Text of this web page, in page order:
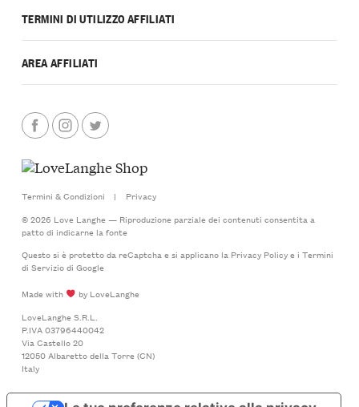
TERMINI DI UTILIZZO AFFILIATI
AREA AFFILIATI
Termini & Condizioni |
Privacy
© 2026 Love Langhe — Riproduzione parziale dei contenuti consentita a
patto di indicarne la fonte
Questo si è protetto da reCaptcha e si applicano la Privacy Policye i Termini
di Serviziodi Google
Made with
by LoveLanghe
LoveLanghe S.R.L.
P.IVA 03796440042
Via Castello 20
12050 Albaretto della Torre (CN)
Italy